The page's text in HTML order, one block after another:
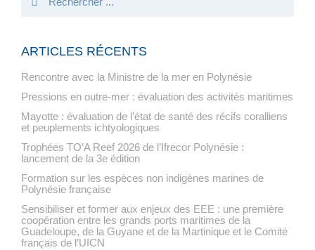
ARTICLES RÉCENTS
Rencontre avec la Ministre de la mer en Polynésie
Pressions en outre-mer : évaluation des activités maritimes
Mayotte : évaluation de l’état de santé des récifs coralliens
et peuplements ichtyologiques
Trophées TO’A Reef 2026 de l’Ifrecor Polynésie :
lancement de la 3e édition
Formation sur les espèces non indigènes marines de
Polynésie française
Sensibiliser et former aux enjeux des EEE : une première
coopération entre les grands ports maritimes de la
Guadeloupe, de la Guyane et de la Martinique et le Comité
français de l’UICN